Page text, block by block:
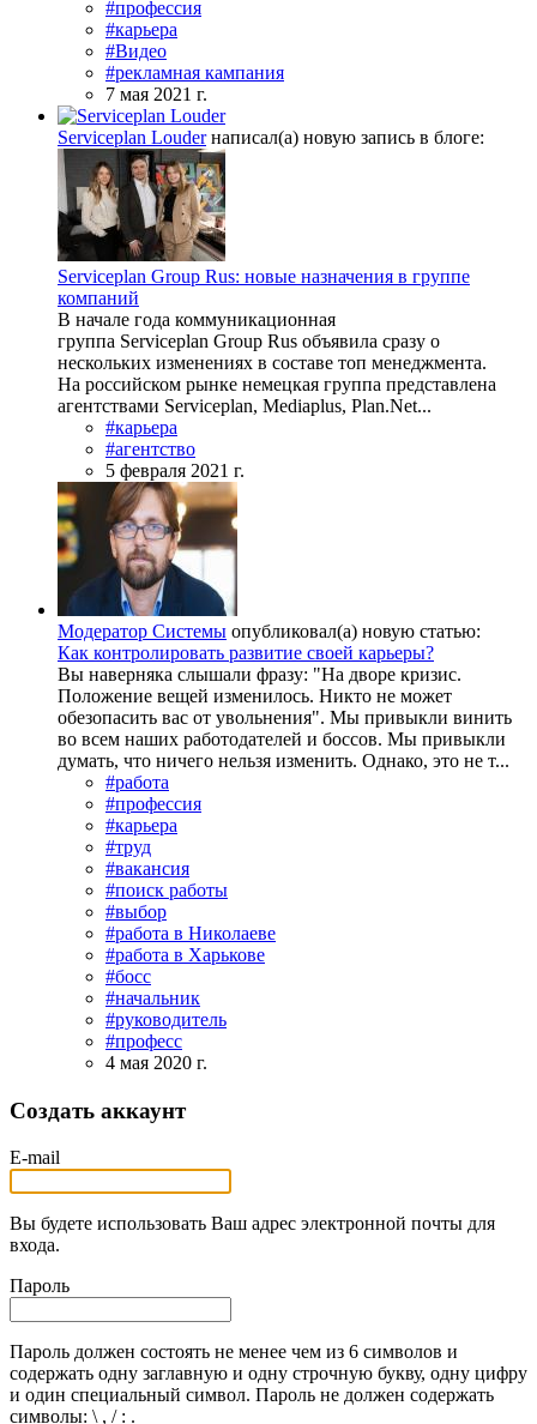
#профессия
#карьера
#Видео
#рекламная кампания
7 мая 2021 г.
Serviceplan Louderнаписал(а) новую запись в блоге:
Serviceplan Group Rus: новые назначения в группе
компаний
В начале года коммуникационная
группа Serviceplan Group Rus объявила сразу о
нескольких изменениях в составе топ менеджмента.
На российском рынке немецкая группа представлена
агентствами Serviceplan, Mediaplus, Plan.Net...
#карьера
#агентство
5 февраля 2021 г.
Модератор Системы опубликовал(а) новую статью:
Как контролировать развитие своей карьеры?
Вы наверняка слышали фразу: "На дворе кризис.
Положение вещей изменилось. Никто не может
обезопасить вас от увольнения". Мы привыкли винить
во всем наших работодателей и боссов. Мы привыкли
думать, что ничего нельзя изменить. Однако, это не т...
#работа
#профессия
#карьера
#труд
#вакансия
#поиск работы
#выбор
#работа в Николаеве
#работа в Харькове
#босс
#начальник
#руководитель
#професс
4 мая 2020 г.
Создать аккаунт
E-mail
Вы будете использовать Ваш адрес электронной почты для
входа.
Пароль
Пароль должен состоять не менее чем из 6 символов и
содержать одну заглавную и одну строчную букву, одну цифру
и один специальный символ. Пароль не должен содержать
символы: \ , / : .